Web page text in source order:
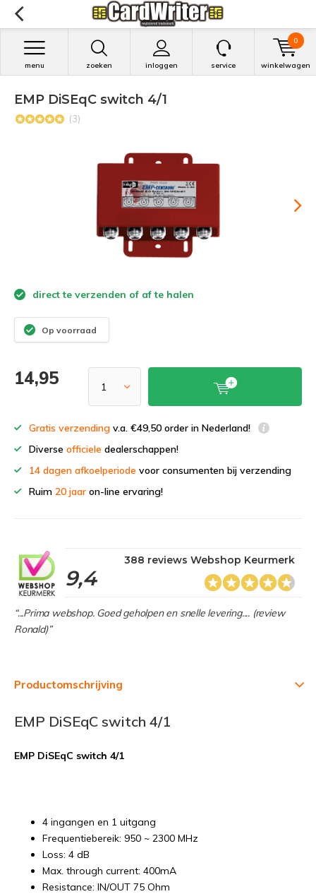
zoeken inloggen
menu service winkelwagen
0
EMP DiSEqC switch 4/1
(3)
direct te verzenden of af te halen
Op voorraad
14,95
Gratis verzending v.a. €49,50 order in Nederland!
Diverse officiele dealerschappen!
14 dagen afkoelperiode voor consumenten bij verzending
Ruim 20 jaar on-line ervaring!
9,4
388 reviews Webshop Keurmerk
“...Prima webshop. Goed geholpen en snelle levering.... (review
Ronald)”
Productomschrijving
EMP DiSEqC switch 4/1
EMP DiSEqC switch 4/1
4 ingangen en 1 uitgang
Frequentiebereik: 950 ~ 2300 MHz
Loss: 4 dB
Max. through current: 400mA
Resistance: IN/OUT 75 Ohm